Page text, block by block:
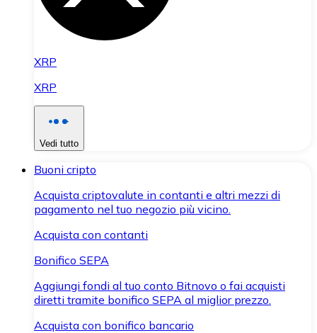
XRP
XRP
Vedi tutto
Buoni cripto
Acquista criptovalute in contanti e altri mezzi di
pagamento nel tuo negozio più vicino.
Acquista con contanti
Bonifico SEPA
Aggiungi fondi al tuo conto Bitnovo o fai acquisti
diretti tramite bonifico SEPA al miglior prezzo.
Acquista con bonifico bancario